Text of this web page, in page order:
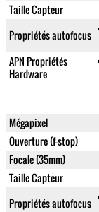
Taille Capteur
Propriétés autofocus
APN Propriétés
Hardware
Mégapixel
Ouverture (f-stop)
Focale (35mm)
Taille Capteur
Propriétés autofocus